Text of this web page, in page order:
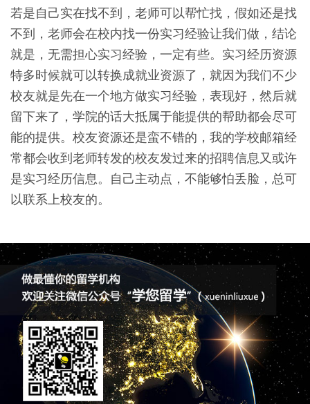
若是自己实在找不到，老师可以帮忙找，假如还是找
不到，老师会在校内找一份实习经验让我们做，结论
就是，无需担心实习经验，一定有些。实习经历资源
特多时候就可以转换成就业资源了，就因为我们不少
校友就是先在一个地方做实习经验，表现好，然后就
留下来了，学院的话大抵属于能提供的帮助都会尽可
能的提供。校友资源还是蛮不错的，我的学校邮箱经
常都会收到老师转发的校友发过来的招聘信息又或许
是实习经历信息。自己主动点，不能够怕丢脸，总可
以联系上校友的。